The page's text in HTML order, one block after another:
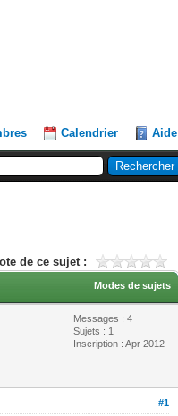
Calendrier Aide
de ce sujet :
Modes de sujets
Messages : 4
Sujets : 1
Inscription : Apr 2012
#1